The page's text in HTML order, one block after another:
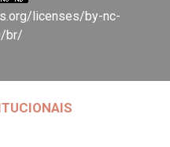
licenses/by-nc-
br/